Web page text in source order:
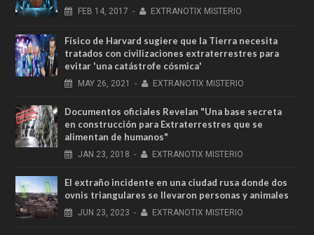
FEB 14, 2017 - EXTRANOTIX MISTERIO
Físico de Harvard sugiere que la Tierra necesita
tratados con civilizaciones extraterrestres para
evitar 'una catástrofe cósmica'
MAY 26, 2021 - EXTRANOTIX MISTERIO
Documentos oficiales Revelan "Una base secreta
en construcción para Extraterrestres que se
alimentan de humanos"
JAN 23, 2018 - EXTRANOTIX MISTERIO
El extraño incidente en una ciudad rusa donde dos
ovnis triangulares se llevaron personas y animales
JUN 23, 2023 - EXTRANOTIX MISTERIO